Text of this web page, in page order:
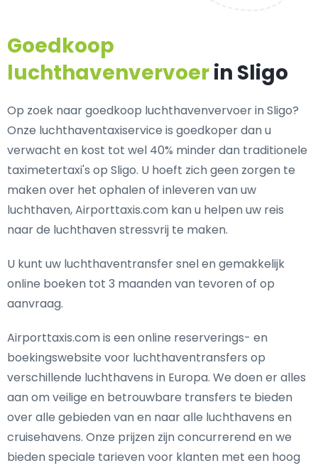
Goedkoop
luchthavenvervoerin Sligo
Op zoek naar goedkoop luchthavenvervoer in Sligo?
Onze luchthaventaxiservice is goedkoper dan u
verwacht en kost tot wel 40% minder dan traditionele
taximetertaxi's op Sligo. U hoeft zich geen zorgen te
maken over het ophalen of inleveren van uw
luchthaven, Airporttaxis.com kan u helpen uw reis
naar de luchthaven stressvrij te maken.
U kunt uw luchthaventransfer snel en gemakkelijk
online boeken tot 3 maanden van tevoren of op
aanvraag.
Airporttaxis.com is een online reserverings- en
boekingswebsite voor luchthaventransfers op
verschillende luchthavens in Europa. We doen er alles
aan om veilige en betrouwbare transfers te bieden
over alle gebieden van en naar alle luchthavens en
cruisehavens. Onze prijzen zijn concurrerend en we
bieden speciale tarieven voor klanten met een hoog